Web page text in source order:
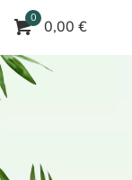
0 0,00 €